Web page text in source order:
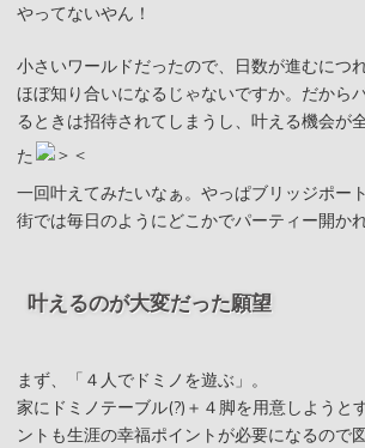
やってないやん！
小さいワールドだったので、日数が進むにつ
ほぼ知り合いになるじゃないですか。だから
るときは招待されてしまうし、叶える機会が
た
一回叶えてみたいなぁ。やっぱブリッジポ
街では毎日のようにどこかでパーティー開か
叶えるのが大変だった願望
まず、「４人でドミノを遊ぶ」。
家にドミノテーブル(?)＋４脚を用意しようと
ントも生涯の幸福ポイントが必要になるので